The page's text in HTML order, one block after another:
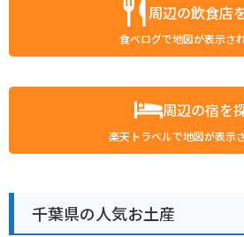
周辺の飲食店
食べログで地図が表示され
周辺の宿を
楽天トラベルで地図が表示さ
千葉県の人気お土産